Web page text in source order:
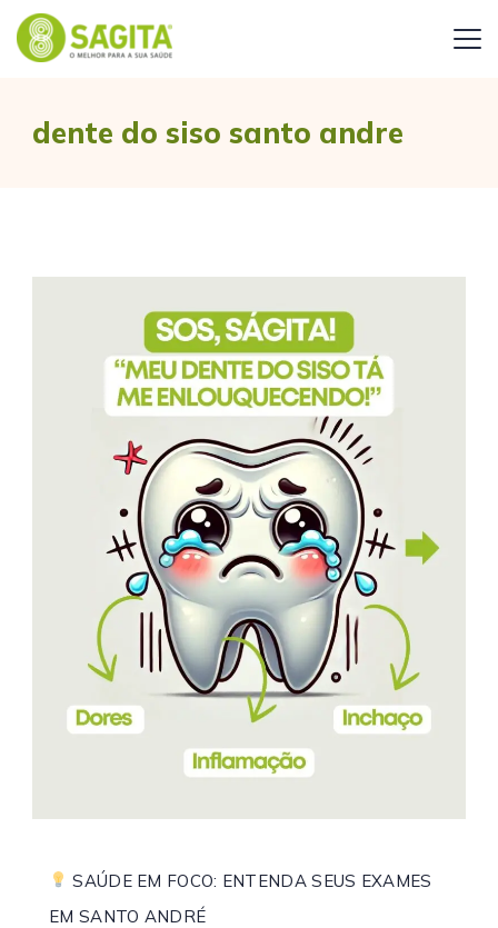
dente do siso santo andre
SAÚDE EM FOCO: ENTENDA SEUS EXAMES
EM SANTO ANDRÉ